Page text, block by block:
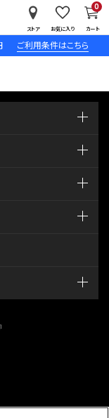
ご利用条件はこちら
ストア お気に入り カート
0